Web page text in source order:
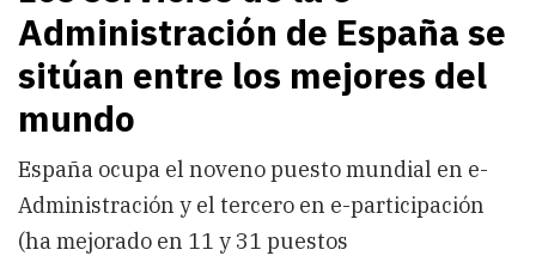
Administración de España se
sitúan entre los mejores del
mundo
España ocupa el noveno puesto mundial en e-
Administración y el tercero en e-participación
(ha mejorado en 11 y 31 puestos